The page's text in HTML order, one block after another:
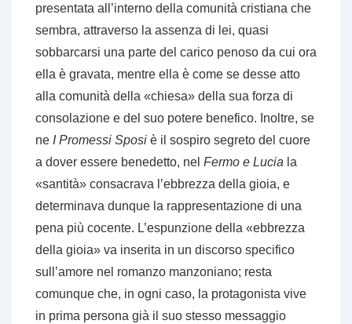
presentata all’interno della comunità cristiana che
sembra, attraverso la assenza di lei, quasi
sobbarcarsi una parte del carico penoso da cui ora
ella è gravata, mentre ella è come se desse atto
alla comunità della «chiesa» della sua forza di
consolazione e del suo potere benefico. Inoltre, se
ne I Promessi Sposi è il sospiro segreto del cuore
a dover essere benedetto, nel Fermo e Lucia la
«santità» consacrava l’ebbrezza della gioia, e
determinava dunque la rappresentazione di una
pena più cocente. L’espunzione della «ebbrezza
della gioia» va inserita in un discorso specifico
sull’amore nel romanzo manzoniano; resta
comunque che, in ogni caso, la protagonista vive
in prima persona già il suo stesso messaggio